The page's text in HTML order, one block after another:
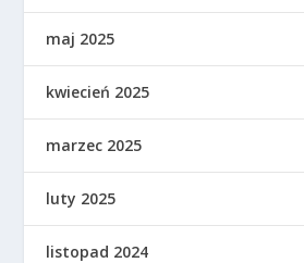
maj 2025
kwiecień 2025
marzec 2025
luty 2025
listopad 2024